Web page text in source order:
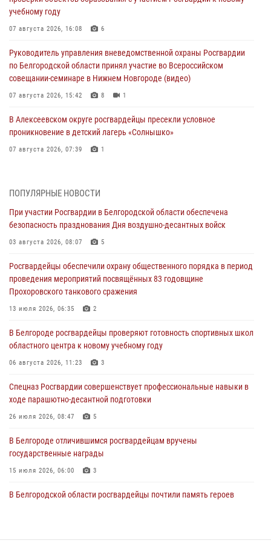
учебному году
07 августа 2026, 16:08 6
Руководитель управления вневедомственной охраны Росгвардии
по Белгородской области принял участие во Всероссийском
совещании-семинаре в Нижнем Новгороде (видео)
07 августа 2026, 15:42 8 1
В Алексеевском округе росгвардейцы пресекли условное
проникновение в детский лагерь «Солнышко»
07 августа 2026, 07:39 1
Подвиги героев‑росгвардейцев увековечили в новой музейной
экспозиции белгородского музея‑диорамы «Курская битва.
06 августа 2026, 12:05 3
В Белгороде росгвардейцы проверяют готовность спортивных школ
областного центра к новому учебному году
Росгвардия обеспечила общественную безопасность празднования
83-й годовщины освобождения г. Белгорода от немецко -
06 августа 2026, 06:54 3
Офицеры Росгвардии и ветераны войск правопорядка почтили
05 августа 2026, 17:12 2
ПОПУЛЯРНЫЕ НОВОСТИ
При участии Росгвардии в Белгородской области обеспечена
безопасность празднования Дня воздушно-десантных войск
03 августа 2026, 08:07 5
Росгвардейцы обеспечили охрану общественного порядка в период
проведения мероприятий посвящённых 83 годовщине
Прохоровского танкового сражения
13 июля 2026, 06:35 2
В Белгороде росгвардейцы проверяют готовность спортивных школ
областного центра к новому учебному году
06 августа 2026, 11:23 3
Спецназ Росгвардии совершенствует профессиональные навыки в
ходе парашютно-десантной подготовки
26 июля 2026, 08:47 5
В Белгороде отличившимся росгвардейцам вручены
государственные награды
15 июля 2026, 06:00 3
В Белгородской области росгвардейцы почтили память героев